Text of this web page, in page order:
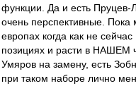
функции. Да и есть Пруцев-
очень перспективные.
европах когда как не
позициях и расти в НАШЕМ
Умяров на замену, есть
при таком наборе лично